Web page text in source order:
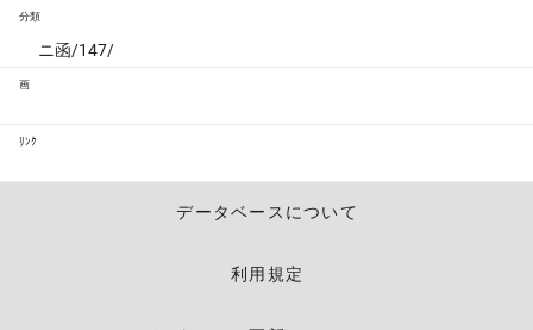
分類
ニ函/147/
画
ﾘﾝｸ
データベースについて
利用規定